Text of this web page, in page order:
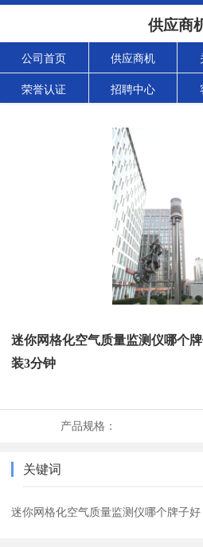
供应商
公司首页 供应商机
荣誉认证 招聘中心
迷你网格化空气质量监测仪哪个
装3分钟
产品规格：
关键词
迷你网格化空气质量监测仪哪个牌子好